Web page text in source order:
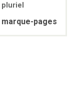
pluriel
marque-pages